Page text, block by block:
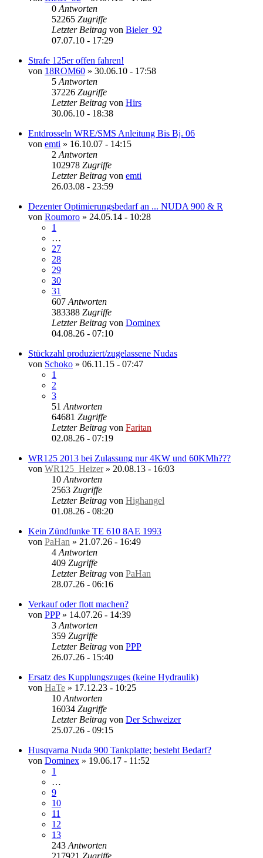
0 Antworten
52265 Zugriffe
Letzter Beitrag von Bieler_92
07.07.10 - 17:29
Strafe 125er offen fahren!
von 18ROM60 » 30.06.10 - 17:58
5 Antworten
37226 Zugriffe
Letzter Beitrag von Hirs
30.06.10 - 18:38
Entdrosseln WRE/SMS Anleitung Bis Bj. 06
von emti » 16.10.07 - 14:15
2 Antworten
102978 Zugriffe
Letzter Beitrag von emti
26.03.08 - 23:59
Dezenter Optimierungsbedarf an ... NUDA 900 & R
von Roumoro » 24.05.14 - 10:28
1
…
27
28
29
30
31
607 Antworten
383388 Zugriffe
Letzter Beitrag von Dominex
04.08.26 - 07:10
Stückzahl produziert/zugelassene Nudas
von Schoko » 06.11.15 - 07:47
1
2
3
51 Antworten
64681 Zugriffe
Letzter Beitrag von Faritan
02.08.26 - 07:19
WR125 2013 bei Zulassung nur 4KW und 60KMh???
von WR125_Heizer» 20.08.13 - 16:03
10 Antworten
2563 Zugriffe
Letzter Beitrag von Highangel
01.08.26 - 08:20
Kein Zündfunke TE 610 8AE 1993
von PaHan » 21.07.26 - 16:49
4 Antworten
409 Zugriffe
Letzter Beitrag von PaHan
28.07.26 - 06:16
Verkauf oder flott machen?
von PPP» 14.07.26 - 14:39
3 Antworten
359 Zugriffe
Letzter Beitrag von PPP
26.07.26 - 15:40
Ersatz des Kupplungszuges (keine Hydraulik)
von HaTe » 17.12.23 - 10:25
10 Antworten
16034 Zugriffe
Letzter Beitrag von Der Schweizer
25.07.26 - 09:15
Husqvarna Nuda 900 Tankplatte; besteht Bedarf?
von Dominex » 19.06.17 - 11:52
1
…
9
10
11
12
13
243 Antworten